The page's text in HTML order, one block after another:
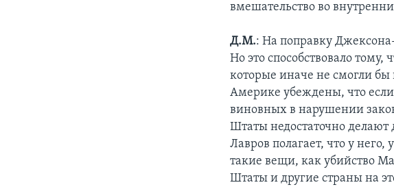
вмешательство во
Д.М.: На поправку
Но это способствовало
которые иначе не смогли
Америке убеждены, что
виновных в нарушении
Штаты недостаточно делают
Лавров полагает, что у
такие вещи, как убийство
Штаты и другие страны на